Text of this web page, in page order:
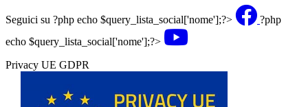
Seguici su ?php echo $query_lista_social['nome'];?>
?php
echo $query_lista_social['nome'];?>
Privacy UE GDPR